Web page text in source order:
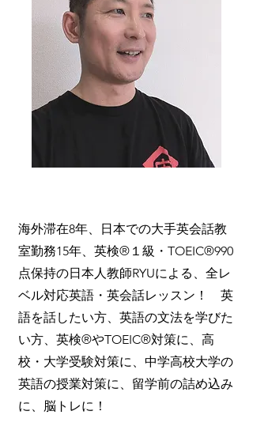
海外滞在8年、日本での大手英会話教
室勤務15年、英検®１級・TOEIC®990
点保持の日本人教師RYUによる、全レ
ベル対応英語・英会話レッスン！ 英
語を話したい方、英語の文法を学びた
い方、英検®やTOEIC®対策に、高
校・大学受験対策に、中学高校大学の
英語の授業対策に、留学前の詰め込み
に、脳トレに！